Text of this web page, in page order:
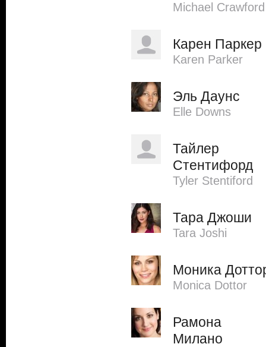
Michael Crawford
Карен Паркер
Karen Parker
Эль Даунс
Elle Downs
Тайлер
Стентифорд
Tyler Stentiford
Тара Джоши
Tara Joshi
Моника
Monica Dottor
Рамона
Милано